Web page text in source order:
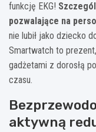
funkcję EKG!
pozwalające na
nie lubił jako dziecko
Smartwatch to
gadżetami z dorosłą
czasu.
aktywną